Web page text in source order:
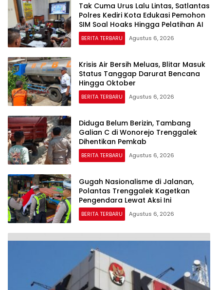
Tak Cuma Urus Lalu Lintas, Satlantas
Polres Kediri Kota Edukasi Pemohon
SIM Soal Hoaks Hingga Pelatihan AI
BERITA TERBARU Agustus 6, 2026
Krisis Air Bersih Meluas, Blitar Masuk
Status Tanggap Darurat Bencana
Hingga Oktober
BERITA TERBARU Agustus 6, 2026
Diduga Belum Berizin, Tambang
Galian C di Wonorejo Trenggalek
Dihentikan Pemkab
BERITA TERBARU Agustus 6, 2026
Gugah Nasionalisme di Jalanan,
Polantas Trenggalek Kagetkan
Pengendara Lewat Aksi Ini
BERITA TERBARU Agustus 6, 2026